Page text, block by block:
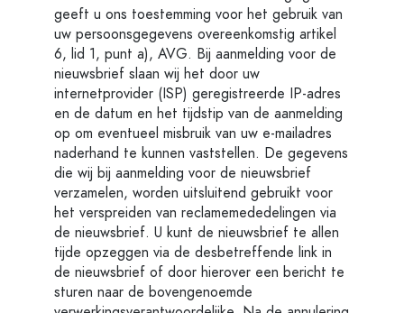
geeft u ons toestemming voor het gebruik van
uw persoonsgegevens overeenkomstig artikel
6, lid 1, punt a), AVG. Bij aanmelding voor de
nieuwsbrief slaan wij het door uw
internetprovider (ISP) geregistreerde IP-adres
en de datum en het tijdstip van de aanmelding
op om eventueel misbruik van uw e-mailadres
naderhand te kunnen vaststellen. De gegevens
die wij bij aanmelding voor de nieuwsbrief
verzamelen, worden uitsluitend gebruikt voor
het verspreiden van reclamemededelingen via
de nieuwsbrief. U kunt de nieuwsbrief te allen
tijde opzeggen via de desbetreffende link in
de nieuwsbrief of door hierover een bericht te
sturen naar de bovengenoemde